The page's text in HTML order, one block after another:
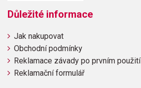
Důležité informace
Jak nakupovat
Obchodní podmínky
Reklamace závady po prvním použití
Reklamační formulář